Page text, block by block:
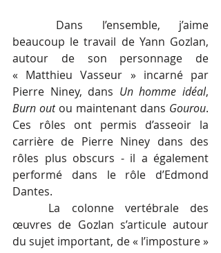
Dans l’ensemble, j’aime
beaucoup le travail de Yann Gozlan,
autour de son personnage de
« Matthieu Vasseur » incarné par
Pierre Niney, dans Un homme idéal
Burn out ou maintenant dans Gourou.
Ces rôles ont permis d’asseoir la
carrière de Pierre Niney dans des
rôles plus obscurs - il a également
performé dans le rôle d’Edmond
Dantes.
La colonne vertébrale des
œuvres de Gozlan s’articule autour
du sujet important, de « l’imposture »